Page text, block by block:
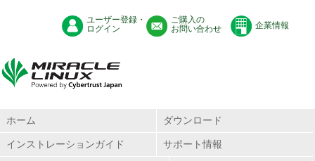
ユーザー登録・
ログイン
ご購入の
お問い合わせ
企業情報
ホーム ダウンロード
インストレーションガイド サポート情報